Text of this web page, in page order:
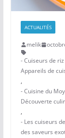
ACTUALITÉS
melik
- Cuiseurs de
Appareils de
,
- Cuisine du
Découverte
,
- Les cuiseurs
des saveurs